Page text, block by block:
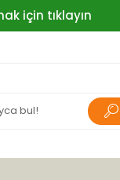
için tıklayın